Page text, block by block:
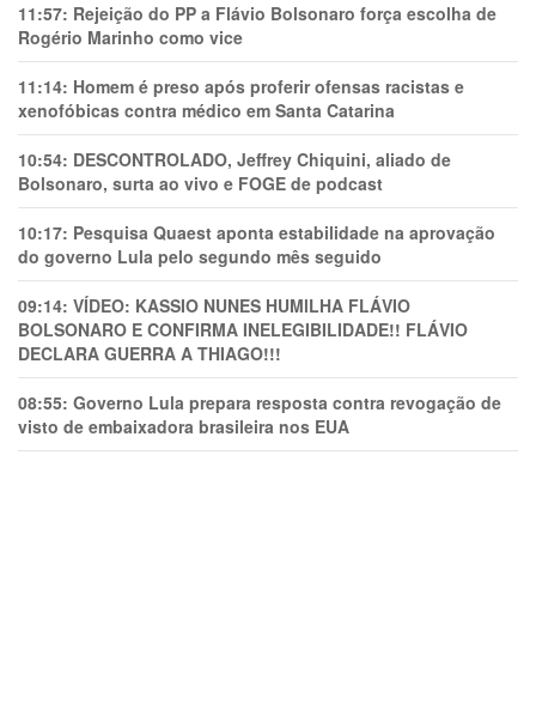
11:57: Rejeição do PP a Flávio Bolsonaro força escolha de
Rogério Marinho como vice
11:14: Homem é preso após proferir ofensas racistas e
xenofóbicas contra médico em Santa Catarina
10:54: DESCONTROLADO, Jeffrey Chiquini, aliado de
Bolsonaro, surta ao vivo e FOGE de podcast
10:17: Pesquisa Quaest aponta estabilidade na aprovação
do governo Lula pelo segundo mês seguido
09:14: VÍDEO: KASSIO NUNES HUMlLHA FLÁVIO
BOLSONARO E CONFIRMA INELEGIBILIDADE!! FLÁVIO
DECLARA GUERRA A THIAGO!!!
08:55: Governo Lula prepara resposta contra revogação de
visto de embaixadora brasileira nos EUA